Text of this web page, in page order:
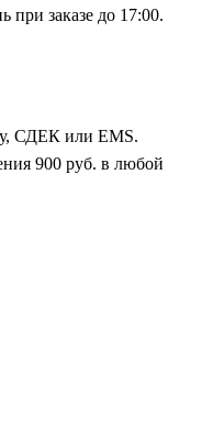
при заказе до 17:00.
СДЕК или EMS.
900 руб. в любой